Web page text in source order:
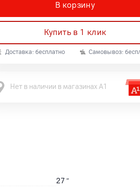
В корзину
Купить в 1 клик
Доставка: бесплатно Самовывоз:
Нет в наличии в магазинах А1
27 ″